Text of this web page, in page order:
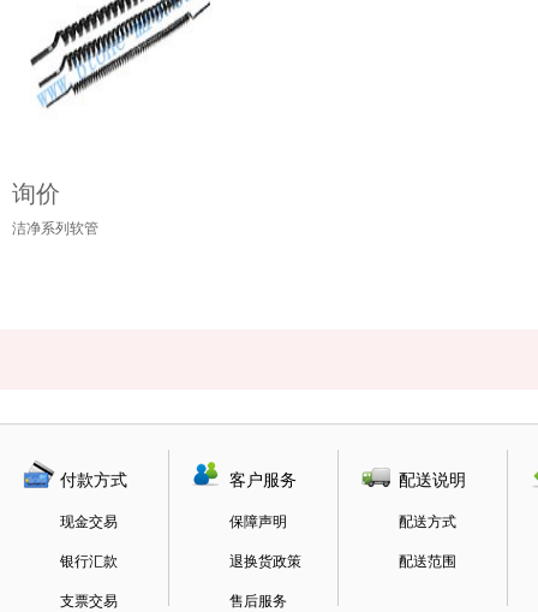
询价
洁净系列软管
付款方式
现金交易
银行汇款
支票交易
客户服务
保障声明
退换货政策
售后服务
配送说明
配送方式
配送范围